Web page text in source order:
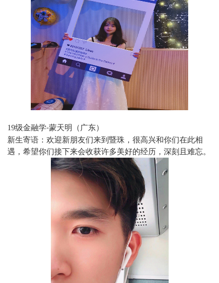
19级金融学-蒙天明（广东）
新生寄语：欢迎新朋友们来到暨珠，很高兴和你们在此相
遇，希望你们接下来会收获许多美好的经历，深刻且难忘。